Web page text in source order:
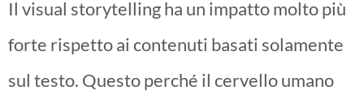
Il visual storytelling ha un impatto molto più
forte rispetto ai contenuti basati solamente
sul testo. Questo perché il cervello umano